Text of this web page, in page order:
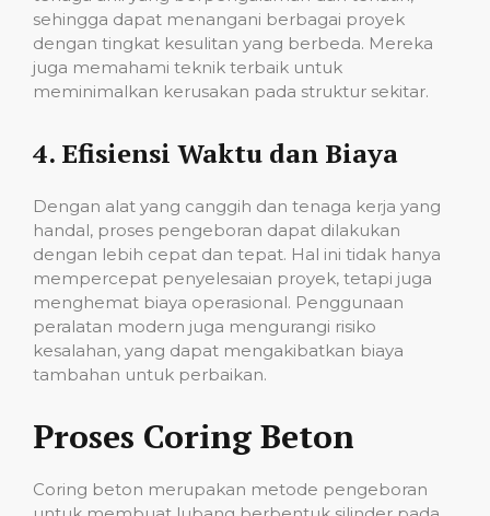
sehingga dapat menangani berbagai proyek
dengan tingkat kesulitan yang berbeda. Mereka
juga memahami teknik terbaik untuk
meminimalkan kerusakan pada struktur sekitar.
4. Efisiensi Waktu dan Biaya
Dengan alat yang canggih dan tenaga kerja yang
handal, proses pengeboran dapat dilakukan
dengan lebih cepat dan tepat. Hal ini tidak hanya
mempercepat penyelesaian proyek, tetapi juga
menghemat biaya operasional. Penggunaan
peralatan modern juga mengurangi risiko
kesalahan, yang dapat mengakibatkan biaya
tambahan untuk perbaikan.
Proses Coring Beton
Coring beton merupakan metode pengeboran